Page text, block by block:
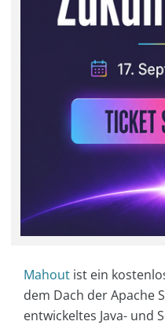
Mahout ist ein
dem Dach der Apache
entwickeltes Java- und